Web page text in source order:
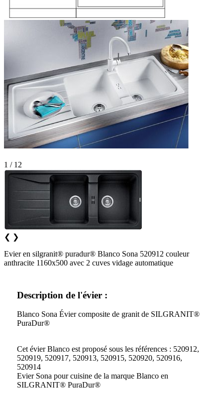
1 / 12
❮ ❯
Evier en silgranit® puradur® Blanco Sona 520912 couleur
anthracite 1160x500 avec 2 cuves vidage automatique
Description de l'évier :
Blanco Sona Évier composite de granit de SILGRANIT®
PuraDur®
Cet évier Blanco est proposé sous les références : 520912,
520919, 520917, 520913, 520915, 520920, 520916,
520914
Evier Sona pour cuisine de la marque Blanco en
SILGRANIT® PuraDur®